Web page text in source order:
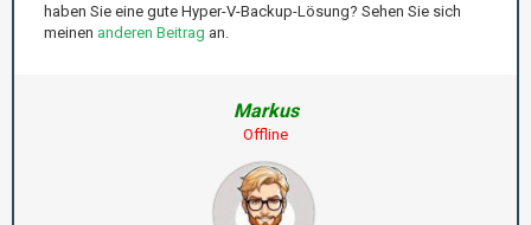
haben Sie eine gute Hyper-V-Backup-Lösung? Sehen Sie sich
meinen anderen Beitrag an.
Markus
Offline